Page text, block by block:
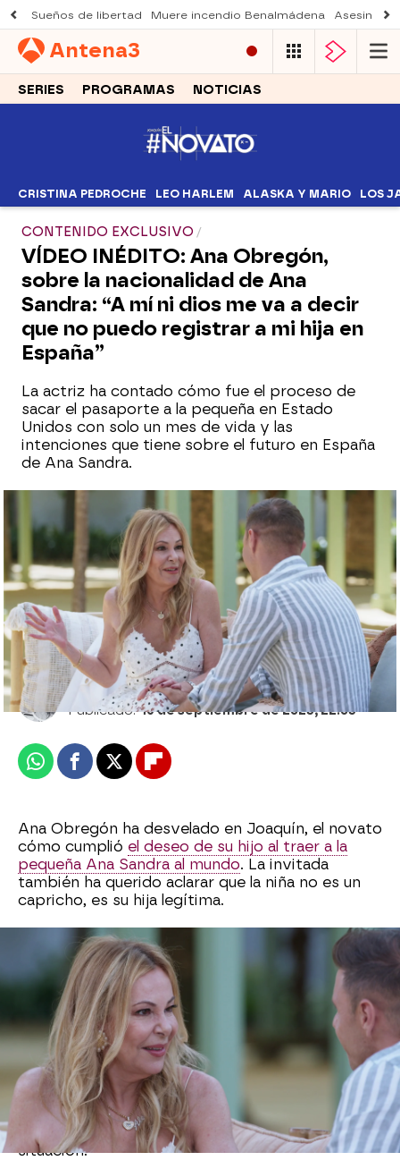
Sueños de libertad Muere incendio Benalmádena Asesinato
Antena3
SERIES PROGRAMAS NOTICIAS
CRISTINA PEDROCHE LEO HARLEM ALASKA Y MARIO LOS
CONTENIDO EXCLUSIVO
VÍDEO INÉDITO: Ana Obregón,
sobre la nacionalidad de Ana
Sandra: “A mí ni dios me va a decir
que no puedo registrar a mi hija en
España”
La actriz ha contado cómo fue el proceso de
sacar el pasaporte a la pequeña en Estado
Unidos con solo un mes de vida y las
intenciones que tiene sobre el futuro en España
de Ana Sandra.
La comprometida pregunta de Joaquín a
Ana Obregón: ¿Estás pensando en un
hermano para Ana Sandra?
Carmen Pardo
Publicado:16 de septiembre de 2023, 22:03
WhatsappFacebook
X Flipboard
Ana Obregón ha desvelado en Joaquín, el novato
cómo cumplió el deseo de su hijo al traer a la
pequeña Ana Sandra al mundo. La invitada
también ha querido aclarar que la niña no es un
capricho, es su hija legítima.
La abuela biológica de Ana Sandra ha revivido
con mucho humor como fue el proceso de sacar
el pasaporte a la pequeña en Estados Unidos.
“No sabes lo que fue para sacarle la foto, tenía
un mes”, le confiesa a Joaquín entre risas.
“Ana Sandra tiene su pasaporte americano pero
su corazón es español”, ha aseguradoAna
Obregónsobre la niña a la que piensa registrar
en España en cuanto organice bien su casa y se
vaya adaptando poco a poco a la nueva
situación.